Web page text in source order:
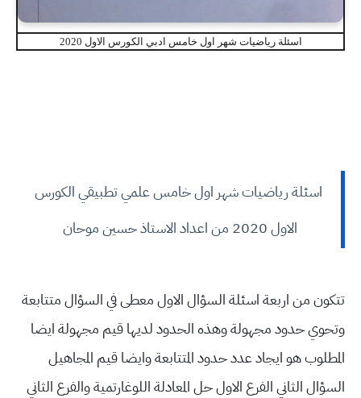
اسئلة رياضيات شهر اول خامس ادبي الكورس الاول 2020
اسئلة رياضيات شهر اول خامس علمي تطبيقي الكورس
الاول 2020 من اعداد الاستاذ حسين موحان
تتكون من اربعة اسئلة السؤال الاول معطى في السؤال متتابعة
وتحوي حدود مجهولة وهذه الحدود لديها قيم مجهولة ايضا
المطلوب هو ايجاد عدد حدود المتتابعة وايضا قيم المجاهيل
السؤال الثاني الفرع الاول حل المعادلة اللوغارتمية والفرع الثاني